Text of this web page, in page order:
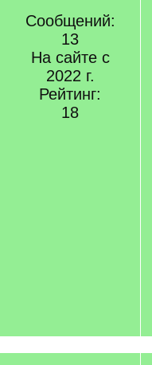
Сообщений:
13
На сайте с
2022 г.
Рейтинг:
18